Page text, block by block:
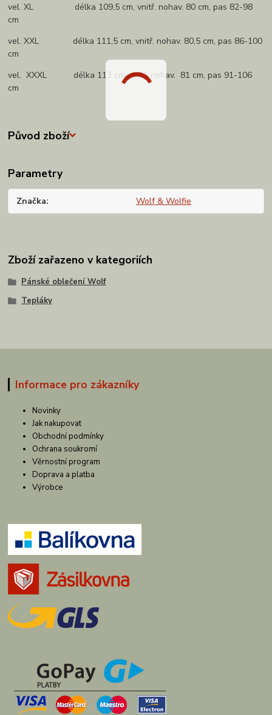
vel. XL délka 109,5 cm, vnitř. nohav. 80 cm, pas 82-98
cm
vel. XXL délka 111,5 cm, vnitř. nohav. 80,5 cm, pas 86-100
cm
vel. XXXL délka 113 cm, vnitř. nohav. 81 cm, pas 91-106
cm
Původ zboží
Parametry
Značka Wolf & Wolfie
Zboží zařazeno v kategoriích
Pánské oblečení Wolf
Tepláky
Informace pro zákazníky
Novinky
Jak nakupovat
Obchodní podmínky
Ochrana soukromí
Věrnostní program
Doprava a platba
Výrobce